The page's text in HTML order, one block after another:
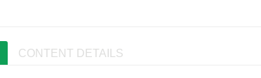
CONTENT DETAILS